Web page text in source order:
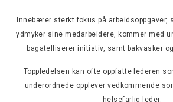
Innebærer sterkt fokus på arbeidsoppgaver,
ydmyker sine medarbeidere, kommer med
bagatelliserer initiativ, samt bakvasker
Toppledelsen kan ofte oppfatte lederen
underordnede opplever vedkommende
helsefarlig leder.